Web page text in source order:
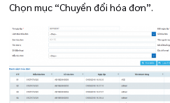
Chọn mục “Chuyển đổi hóa đơn”.